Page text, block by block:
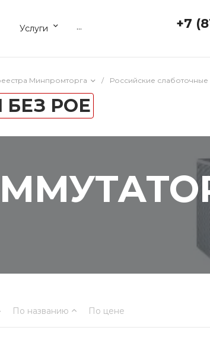
Услуги ... +7
Минпромторга / Российские слаботочные
РОЕ
По названию По цене